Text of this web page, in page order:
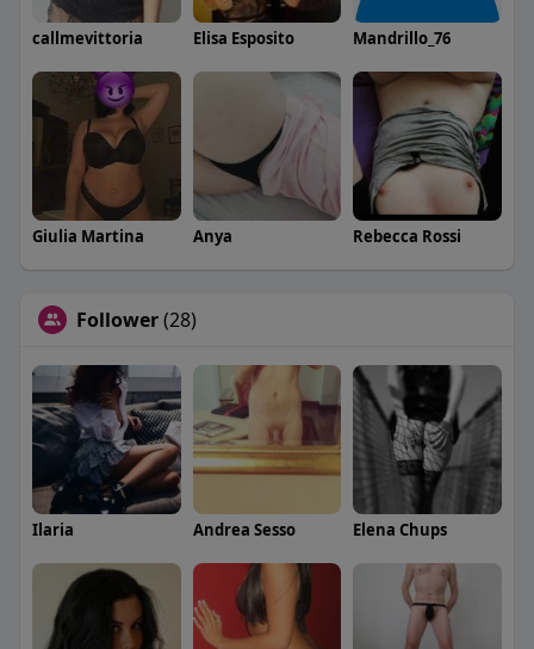
callmevittoria Elisa Esposito Mandrillo_76
Giulia Martina Anya Rebecca Rossi
Follower(28)
Ilaria Andrea Sesso Elena Chups